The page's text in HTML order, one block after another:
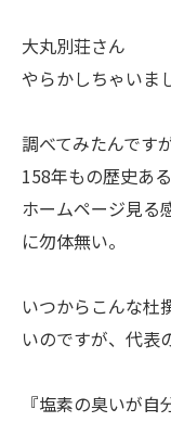
大丸別荘さん
やらかしちゃいま
調べてみたんです
158年もの歴史あ
ホームページ見る
に勿体無い。
いつからこんな杜
いのですが、代表
『塩素の臭いが自